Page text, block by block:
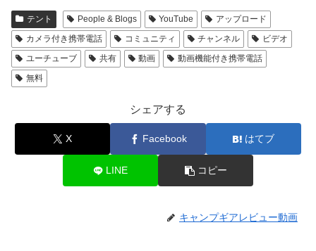
テント People & Blogs YouTube
アップロード
カメラ付き携帯電話
コミュニティ チャンネル
ビデオ
ユーチューブ
共有 動画
動画機能付き携帯電話
無料
シェアする
X Facebook はてブ
LINE コピー
キャンプギアレビュー動画